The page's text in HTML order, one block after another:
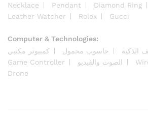
Necklace
Pendant Diamond Ring
Leather Watcher
Rolex Gucci
Computer & Technologies:
كمبيوتر مكتبي
حاسوب محمول الذكية
Game Controller
الصوت والفيديو
Drone